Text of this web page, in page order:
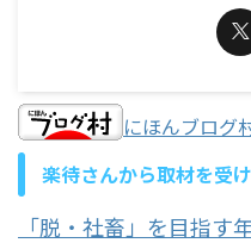
にほんブログ
楽待さんから取材を受
「脱・社畜」を目指す